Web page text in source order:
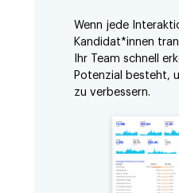
Wenn jede
Kandidat*innen
Ihr Team schnell
Potenzial besteht,
zu verbessern.